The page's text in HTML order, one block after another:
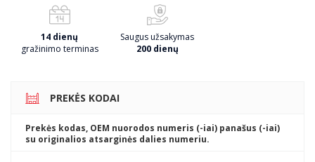
14 dienų
gražinimo terminas
Saugus užsakymas
200 dienų
PREKĖS KODAI
Prekės kodas, OEM nuorodos numeris (-iai) panašus (-iai)
su originalios atsarginės dalies numeriu.